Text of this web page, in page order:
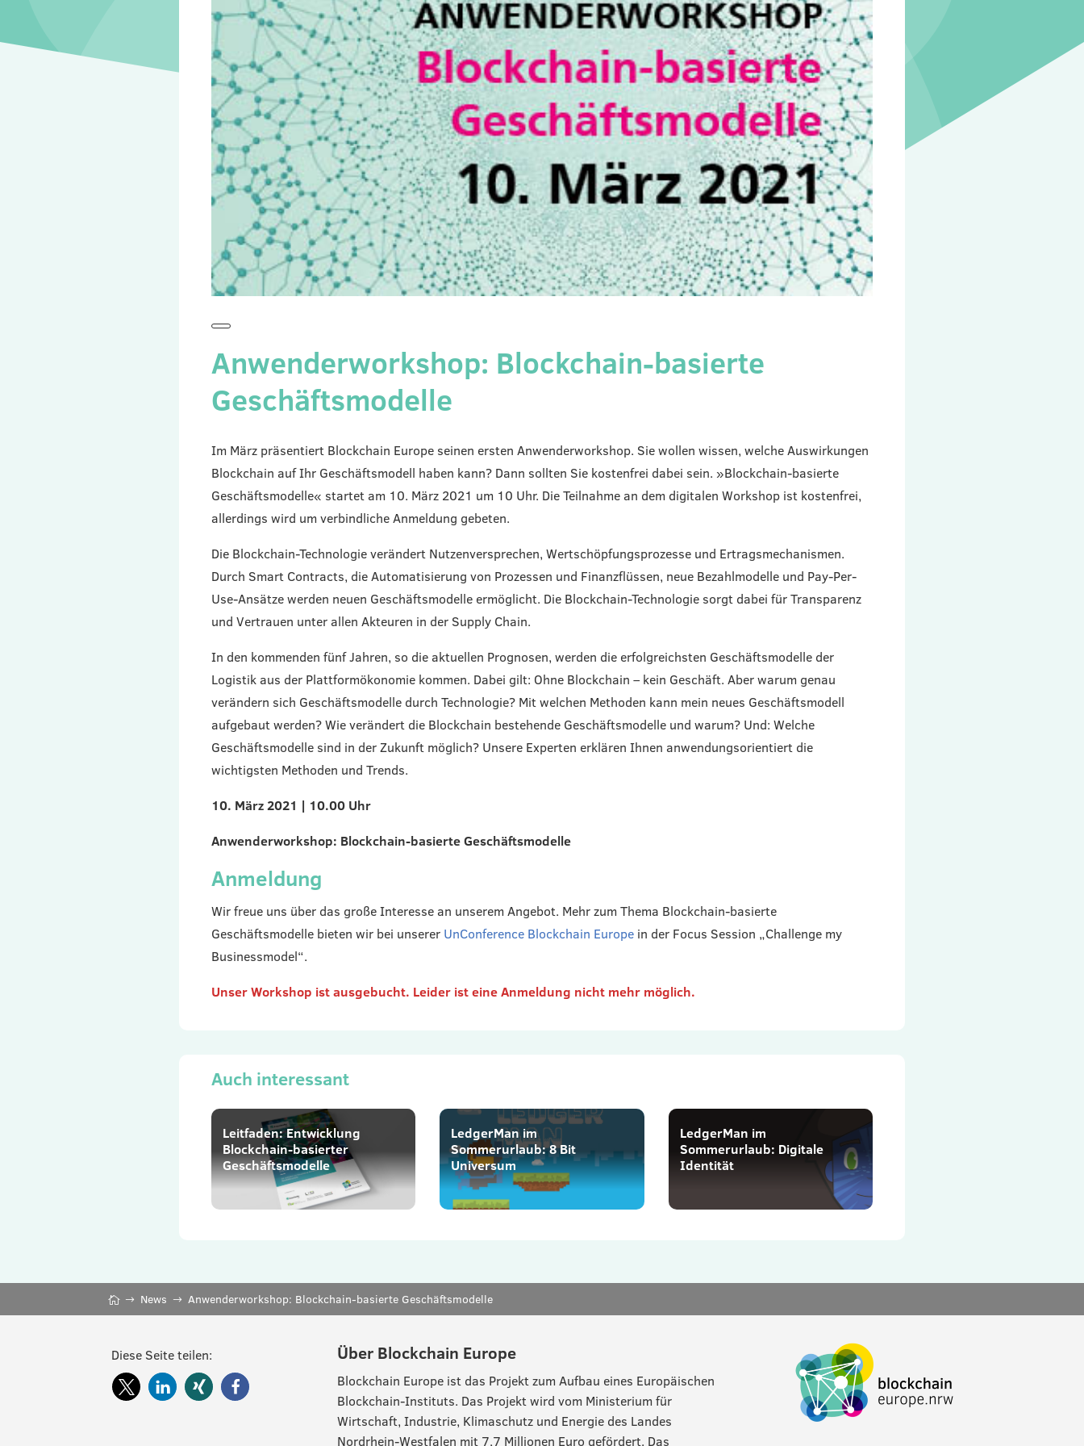
Anwenderworkshop: Blockchain-basierte
Geschäftsmodelle
Im März präsentiert Blockchain Europe seinen ersten Anwenderworkshop. Sie wollen wissen, welche Auswirkungen
Blockchain auf Ihr Geschäftsmodell haben kann? Dann sollten Sie kostenfrei dabei sein. »Blockchain-basierte
Geschäftsmodelle« startet am 10. März 2021 um 10 Uhr. Die Teilnahme an dem digitalen Workshop ist kostenfrei,
allerdings wird um verbindliche Anmeldung gebeten.
Die Blockchain-Technologie verändert Nutzenversprechen, Wertschöpfungsprozesse und Ertragsmechanismen.
Durch Smart Contracts, die Automatisierung von Prozessen und Finanzflüssen, neue Bezahlmodelle und Pay-Per-
Use-Ansätze werden neuen Geschäftsmodelle ermöglicht. Die Blockchain-Technologie sorgt dabei für Transparenz
und Vertrauen unter allen Akteuren in der Supply Chain.
In den kommenden fünf Jahren, so die aktuellen Prognosen, werden die erfolgreichsten Geschäftsmodelle der
Logistik aus der Plattformökonomie kommen. Dabei gilt: Ohne Blockchain – kein Geschäft. Aber warum genau
verändern sich Geschäftsmodelle durch Technologie? Mit welchen Methoden kann mein neues Geschäftsmodell
aufgebaut werden? Wie verändert die Blockchain bestehende Geschäftsmodelle und warum? Und: Welche
Geschäftsmodelle sind in der Zukunft möglich? Unsere Experten erklären Ihnen anwendungsorientiert die
wichtigsten Methoden und Trends.
10. März 2021 | 10.00 Uhr
Anwenderworkshop: Blockchain-basierte Geschäftsmodelle
Anmeldung
Wir freue uns über das große Interesse an unserem Angebot. Mehr zum Thema Blockchain-basierte
Geschäftsmodelle bieten wir bei unserer UnConference Blockchain Europe in der Focus Session „Challenge my
Businessmodel“.
Unser Workshop ist ausgebucht. Leider ist eine Anmeldung nicht mehr möglich.
Auch interessant
Leitfaden: Entwicklung
Blockchain-basierter
Geschäftsmodelle
LedgerMan im
Sommerurlaub: 8 Bit
Universum
LedgerMan im
Sommerurlaub: Digitale
Identität
News Anwenderworkshop: Blockchain-basierte Geschäftsmodelle
Diese Seite teilen: Über Blockchain Europe
Blockchain Europe ist das Projekt zum Aufbau eines Europäischen
Blockchain-Instituts. Das Projekt wird vom Ministerium für
Wirtschaft, Industrie, Klimaschutz und Energie des Landes
Nordrhein-Westfalen mit 7,7 Millionen Euro gefördert. Das